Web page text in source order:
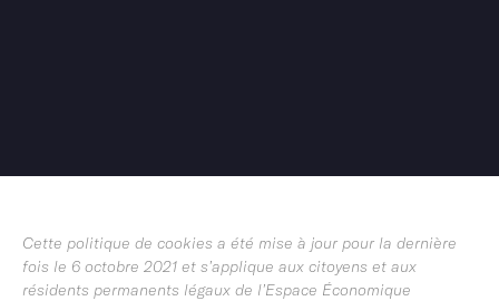
Cette politique de cookies a été mise à jour pour la dernière
fois le 6 octobre 2021 et s’applique aux citoyens et aux
résidents permanents légaux de l’Espace Économique